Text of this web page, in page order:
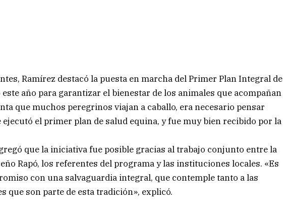
Ramírez destacó la puesta en marcha del Primer Plan Integral de
año para garantizar el bienestar de los animales que acompañan
que muchos peregrinos viajan a caballo, era necesario pensar
ejecutó el primer plan de salud equina, y fue muy bien recibido por la
que la iniciativa fue posible gracias al trabajo conjunto entre la
Rapó, los referentes del programa y las instituciones locales. «Es
con una salvaguardia integral, que contemple tanto a las
que son parte de esta tradición», explicó.